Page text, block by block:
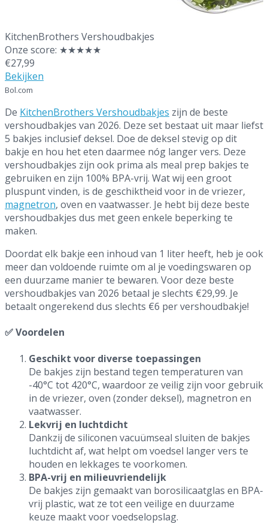
KitchenBrothers Vershoudbakjes
Onze score: ★★★★★
€27,99
Bekijken
Bol.com
De KitchenBrothers Vershoudbakjes zijn de beste
vershoudbakjes van 2026. Deze set bestaat uit maar liefst
5 bakjes inclusief deksel. Doe de deksel stevig op dit
bakje en hou het eten daarmee nóg langer vers. Deze
vershoudbakjes zijn ook prima als meal prep bakjes te
gebruiken en zijn 100% BPA-vrij. Wat wij een groot
pluspunt vinden, is de geschiktheid voor in de vriezer,
magnetron, oven en vaatwasser. Je hebt bij deze beste
vershoudbakjes dus met geen enkele beperking te
maken.
Doordat elk bakje een inhoud van 1 liter heeft, heb je ook
meer dan voldoende ruimte om al je voedingswaren op
een duurzame manier te bewaren. Voor deze beste
vershoudbakjes van 2026 betaal je slechts €29,99. Je
betaalt ongerekend dus slechts €6 per vershoudbakje!
✅ Voordelen
Geschikt voor diverse toepassingen
De bakjes zijn bestand tegen temperaturen van
-40°C tot 420°C, waardoor ze veilig zijn voor gebruik
in de vriezer, oven (zonder deksel), magnetron en
vaatwasser.
Lekvrij en luchtdicht
Dankzij de siliconen vacuümseal sluiten de bakjes
luchtdicht af, wat helpt om voedsel langer vers te
houden en lekkages te voorkomen.
BPA-vrij en milieuvriendelijk
De bakjes zijn gemaakt van borosilicaatglas en BPA-
vrij plastic, wat ze tot een veilige en duurzame
keuze maakt voor voedselopslag.